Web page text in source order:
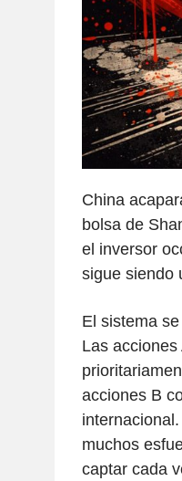
China
bolsa de
el inversor
sigue siendo
El sistema
Las
acciones B
muchos
captar cada